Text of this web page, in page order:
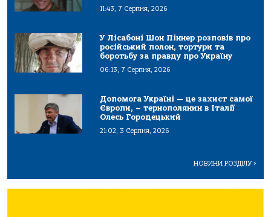
11:43, 7 Серпня, 2026
У Лісабоні Шон Піннер розповів про
російський полон, тортури та
боротьбу за правду про Україну
06:13, 7 Серпня, 2026
Допомога Україні — це захист самої
Європи, – тернополянин в Італії
Олесь Городецький
21:02, 3 Серпня, 2026
НОВИНИ РОЗДІЛУ>